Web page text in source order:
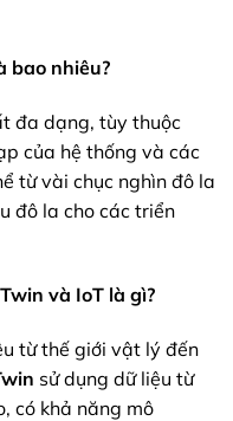
bao nhiêu?
đa dạng, tùy thuộc
của hệ thống và các
từ vài chục nghìn đô la
đô la cho các triển
và IoT là gì?
từ thế giới vật lý đến
sử dụng dữ liệu từ
có khả năng mô